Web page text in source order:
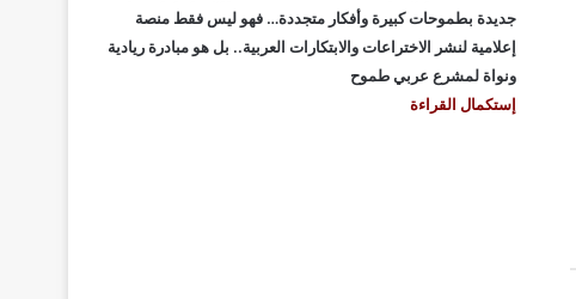
جديدة بطموحات كبيرة وأفكار متجددة… فهو ليس فقط منصة
إعلامية لنشر الاختراعات والابتكارات العربية.. بل هو مبادرة ريادية
ونواة لمشرع عربي طموح
إستكمال القراءة